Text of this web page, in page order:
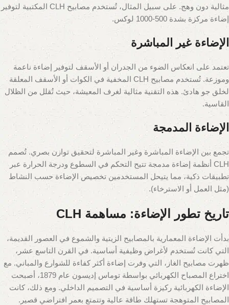
مثالية دون وهج. على سبيل المثال، تُستخدم مصابيح CLH المكتبية لتوفير
إضاءة مركزة بشدة 500-1000 لوكس.
الإضاءة غير المباشرة
تعتمد على انعكاس الضوء من الجدران أو الأسقف لتوفير إضاءة ناعمة
وموزعة. تُستخدم مصابيح CLH المخفية في الكوات أو الأسقف المعلقة
لخلق جو هادئ. هذه التقنية مثالية لغرف المعيشة، حيث تُقلل من الظلال
القاسية.
الإضاءة المدمجة
تجمع بين الإضاءة المباشرة وغير المباشرة لتحقيق توازن بصري. تُصمم
CLH أنظمة إضاءة مدمجة تتيح التحكم في السطوع ودرجة الحرارة عبر
تطبيقات ذكية، مما يتيحل المستخدمين تخصيص الإضاءة حسب النشاط
(مثل العمل أو الاسترخاء).
تاريخ تطور الإضاءة: مساهمة CLH
بدأت الإضاءة المعمارية بالمصابيح الزيتية والشموع في العصور القديمة،
التي كانت تُستخدم لأغراض وظيفية أساسية. في القرن التاسع عشر،
ظهرت مصابيح الغاز، التي وفرت إضاءة أكثر كفاءة للشوارع والمباني. مع
اختراع المصباح الكهربائي بواسطة توماس إديسون عام 1879، أصبحت
الإضاءة الكهربائية ركيزة أساسية في التصميم الداخلي. ومع ذلك، كانت
المصابيح المتوهجة تستهلك طاقة عالية وتتمتع بعمر افتراضي قصير.